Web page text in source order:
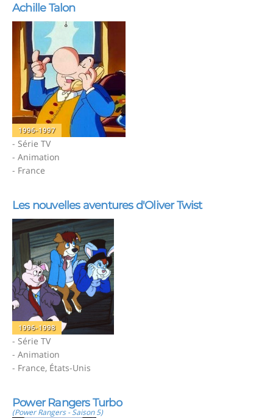
Achille Talon
1996-1997
- Série TV
- Animation
- France
Les nouvelles aventures d'Oliver Twist
1996-1998
- Série TV
- Animation
- France, États-Unis
Power Rangers Turbo
(Power Rangers - Saison 5)